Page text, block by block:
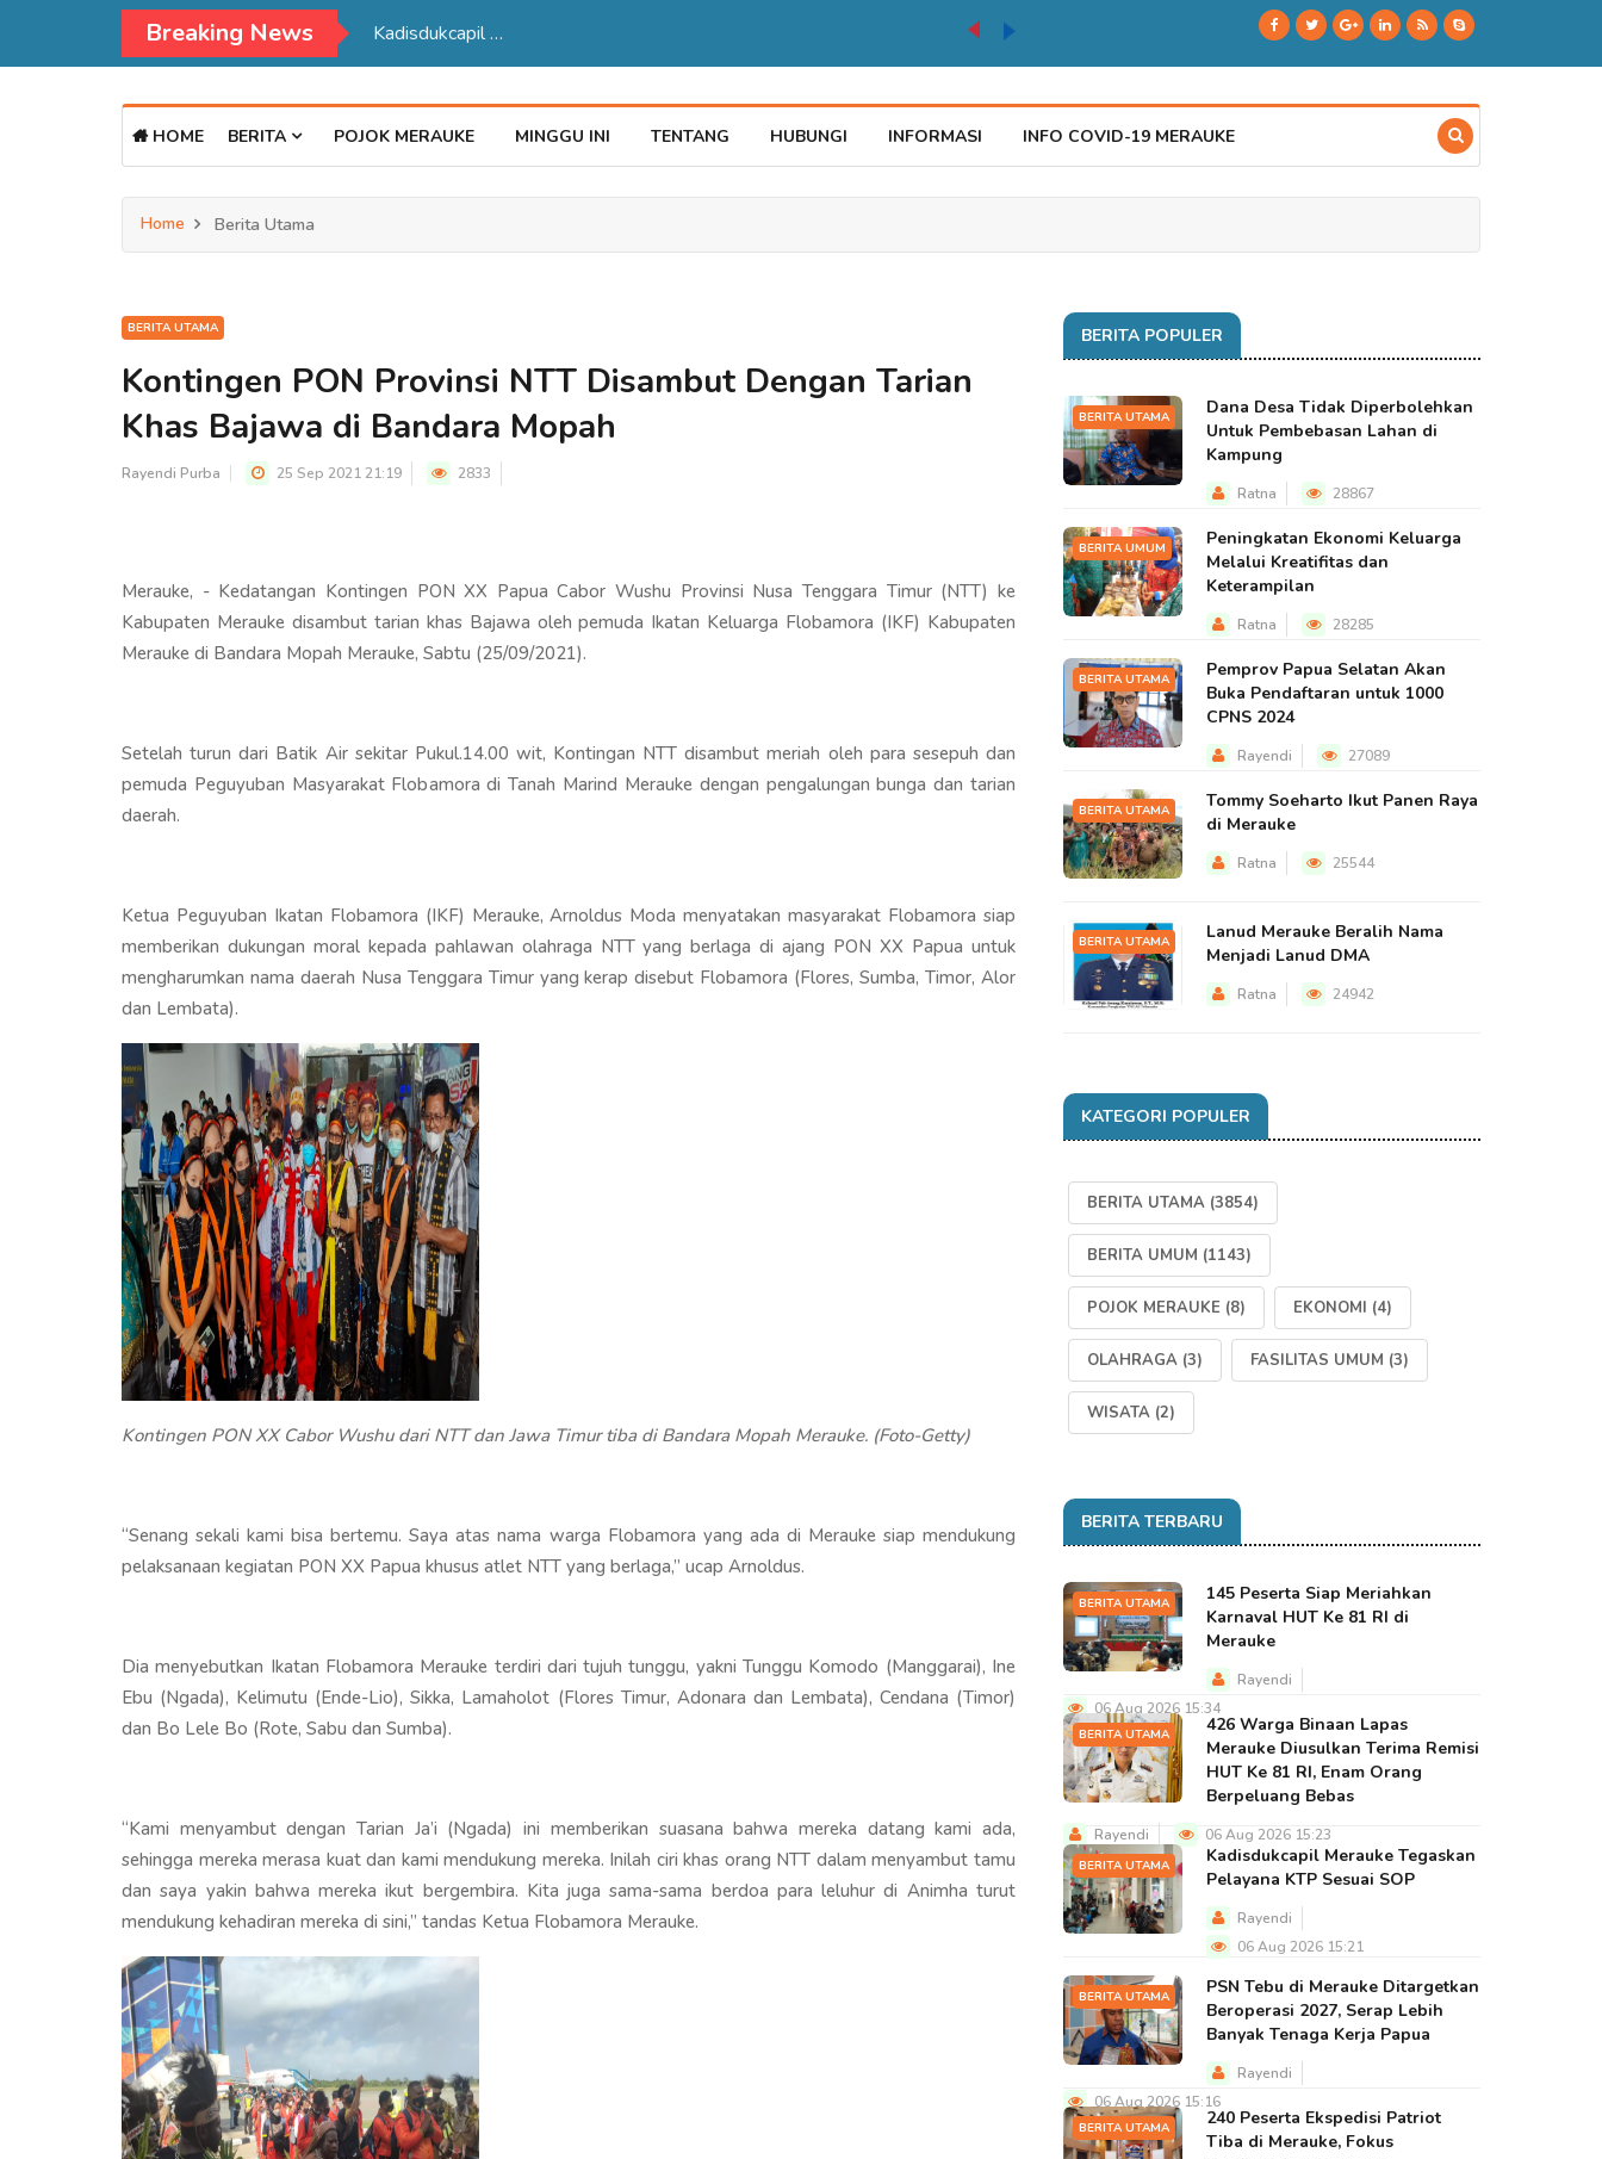
Breaking News Kadisdukcapil Merauke Tegaskan Pelayana KTP Sesuai SOP
HOME BERITA POJOK MERAUKE MINGGU INI TENTANG HUBUNGI INFORMASI INFO COVID-19 MERAUKE
Home Berita Utama
BERITA UTAMA
Kontingen PON Provinsi NTT Disambut Dengan Tarian
Khas Bajawa di Bandara Mopah
Rayendi Purba 25 Sep 2021 21:19 2833
Merauke, - Kedatangan Kontingen PON XX Papua Cabor Wushu Provinsi Nusa Tenggara Timur (NTT) ke
Kabupaten Merauke disambut tarian khas Bajawa oleh pemuda Ikatan Keluarga Flobamora (IKF) Kabupaten
Merauke di Bandara Mopah Merauke, Sabtu (25/09/2021).
Setelah turun dari Batik Air sekitar Pukul.14.00 wit, Kontingan NTT disambut meriah oleh para sesepuh dan
pemuda Peguyuban Masyarakat Flobamora di Tanah Marind Merauke dengan pengalungan bunga dan tarian
daerah.
Ketua Peguyuban Ikatan Flobamora (IKF) Merauke, Arnoldus Moda menyatakan masyarakat Flobamora siap
memberikan dukungan moral kepada pahlawan olahraga NTT yang berlaga di ajang PON XX Papua untuk
mengharumkan nama daerah Nusa Tenggara Timur yang kerap disebut Flobamora (Flores, Sumba, Timor, Alor
dan Lembata).
Kontingen PON XX Cabor Wushu dari NTT dan Jawa Timur tiba di Bandara Mopah Merauke. (Foto-Getty)
“Senang sekali kami bisa bertemu. Saya atas nama warga Flobamora yang ada di Merauke siap mendukung
pelaksanaan kegiatan PON XX Papua khusus atlet NTT yang berlaga,” ucap Arnoldus.
Dia menyebutkan Ikatan Flobamora Merauke terdiri dari tujuh tunggu, yakni Tunggu Komodo (Manggarai), Ine
Ebu (Ngada), Kelimutu (Ende-Lio), Sikka, Lamaholot (Flores Timur, Adonara dan Lembata), Cendana (Timor)
dan Bo Lele Bo (Rote, Sabu dan Sumba).
“Kami menyambut dengan Tarian Ja’i (Ngada) ini memberikan suasana bahwa mereka datang kami ada,
sehingga mereka merasa kuat dan kami mendukung mereka. Inilah ciri khas orang NTT dalam menyambut tamu
dan saya yakin bahwa mereka ikut bergembira. Kita juga sama-sama berdoa para leluhur di Animha turut
mendukung kehadiran mereka di sini,” tandas Ketua Flobamora Merauke.
BERITA POPULER
BERITA UTAMA
Dana Desa Tidak Diperbolehkan
Untuk Pembebasan Lahan di
Kampung
Ratna 28867
BERITA UMUM
Peningkatan Ekonomi Keluarga
Melalui Kreatifitas dan
Keterampilan
Ratna 28285
BERITA UTAMA
Pemprov Papua Selatan Akan
Buka Pendaftaran untuk 1000
CPNS 2024
Rayendi 27089
BERITA UTAMA
Tommy Soeharto Ikut Panen Raya
di Merauke
Ratna 25544
BERITA UTAMA
Lanud Merauke Beralih Nama
Menjadi Lanud DMA
Ratna 24942
KATEGORI POPULER
BERITA UTAMA (3854)
BERITA UMUM (1143)
POJOK MERAUKE (8) EKONOMI (4)
OLAHRAGA (3) FASILITAS UMUM (3)
WISATA (2)
BERITA TERBARU
BERITA UTAMA
145 Peserta Siap Meriahkan
Karnaval HUT Ke 81 RI di
Merauke
Rayendi
06 Aug 2026 15:34
BERITA UTAMA
426 Warga Binaan Lapas
Merauke Diusulkan Terima Remisi
HUT Ke 81 RI, Enam Orang
Berpeluang Bebas
Rayendi 06 Aug 2026 15:23
BERITA UTAMA
Kadisdukcapil Merauke Tegaskan
Pelayana KTP Sesuai SOP
Rayendi
06 Aug 2026 15:21
BERITA UTAMA
PSN Tebu di Merauke Ditargetkan
Beroperasi 2027, Serap Lebih
Banyak Tenaga Kerja Papua
Rayendi
06 Aug 2026 15:16
BERITA UTAMA
240 Peserta Ekspedisi Patriot
Tiba di Merauke, Fokus